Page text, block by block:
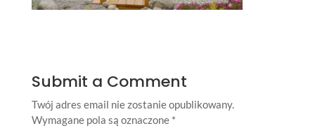
Submit a Comment
Twój adres email nie zostanie opublikowany.
Wymagane pola są oznaczone *